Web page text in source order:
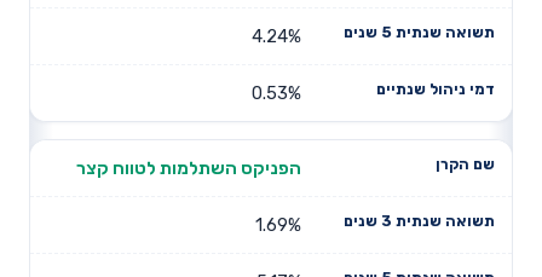
4.24%
0.53%
הפניקס השתלמות לטווח קצר
1.69%